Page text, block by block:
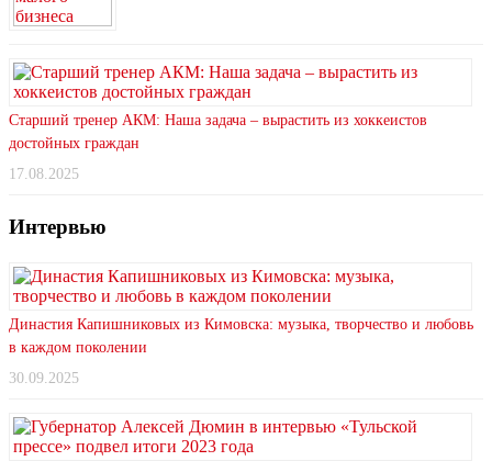
Старший тренер АКМ: Наша задача – вырастить из хоккеистов
достойных граждан
17.08.2025
Интервью
Династия Капишниковых из Кимовска: музыка, творчество и любовь
в каждом поколении
30.09.2025